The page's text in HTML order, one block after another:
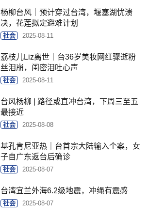
杨柳台风｜预计穿过台湾，堰塞湖忧溃
决，花莲拟定避难计划
社会 2025-08-11
荔枝儿Liz离世｜台36岁美妆网红骤逝粉
丝泪崩，闺密泪吐心声
社会 2025-08-11
台风杨柳 | 路径或直冲台湾，下周三至五
最接近
社会 2025-08-08
基孔肯尼亚热｜台首宗大陆输入个案，女
子自广东返台后确诊
社会 2025-08-07
台湾宜兰外海6.2级地震，冲绳有震感
社会 2025-08-07